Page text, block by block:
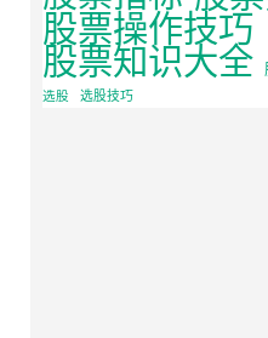
股票操作技巧
股票知识大全
选股
选股技巧